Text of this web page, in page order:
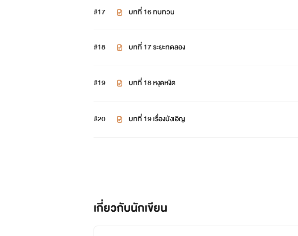
#17 บทที่ 16 ทบทวน
#18 บทที่ 17 ระยะทดลอง
#19 บทที่ 18 หงุดหงิด
#20 บทที่ 19 เรื่องบังเอิญ
เกี่ยวกับนักเขียน